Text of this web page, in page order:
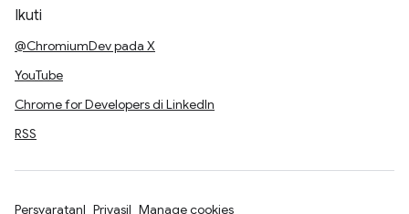
Ikuti
@ChromiumDev pada X
YouTube
Chrome for Developers di LinkedIn
RSS
Persyaratan Privasi Manage cookies